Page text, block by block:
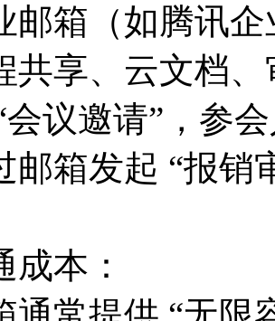
邮箱（如腾讯
共享、云文档
会议邀请”，参
邮箱发起 “报销
本：